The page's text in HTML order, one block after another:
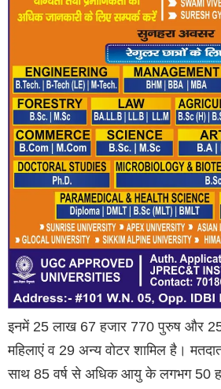
इनमें 25 लाख 67 हजार 770 पुरुष और
महिलाएं व 29 अन्य वोटर शामिल है।
साथ 85 वर्ष से अधिक आयु के लगभग 50